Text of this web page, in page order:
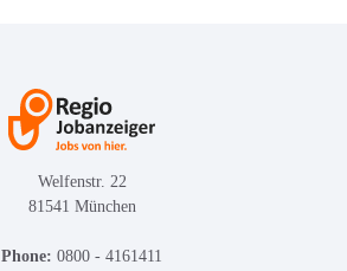
Welfenstr. 22
81541 München
Phone: 0800 - 4161411